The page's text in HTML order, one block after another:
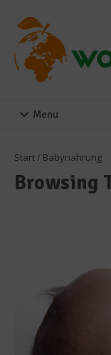
Menu
Start/ Babynahrung
Browsing